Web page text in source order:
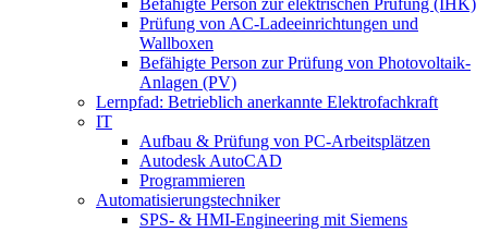
Prüfung von AC-Ladeeinrichtungen und
Wallboxen
Befähigte Person zur Prüfung von Photovoltaik-
Anlagen (PV)
Lernpfad: Betrieblich anerkannte Elektrofachkraft
IT
Aufbau & Prüfung von PC-Arbeitsplätzen
Autodesk AutoCAD
Programmieren
Automatisierungstechniker
SPS‑ & HMI‑Engineering mit Siemens